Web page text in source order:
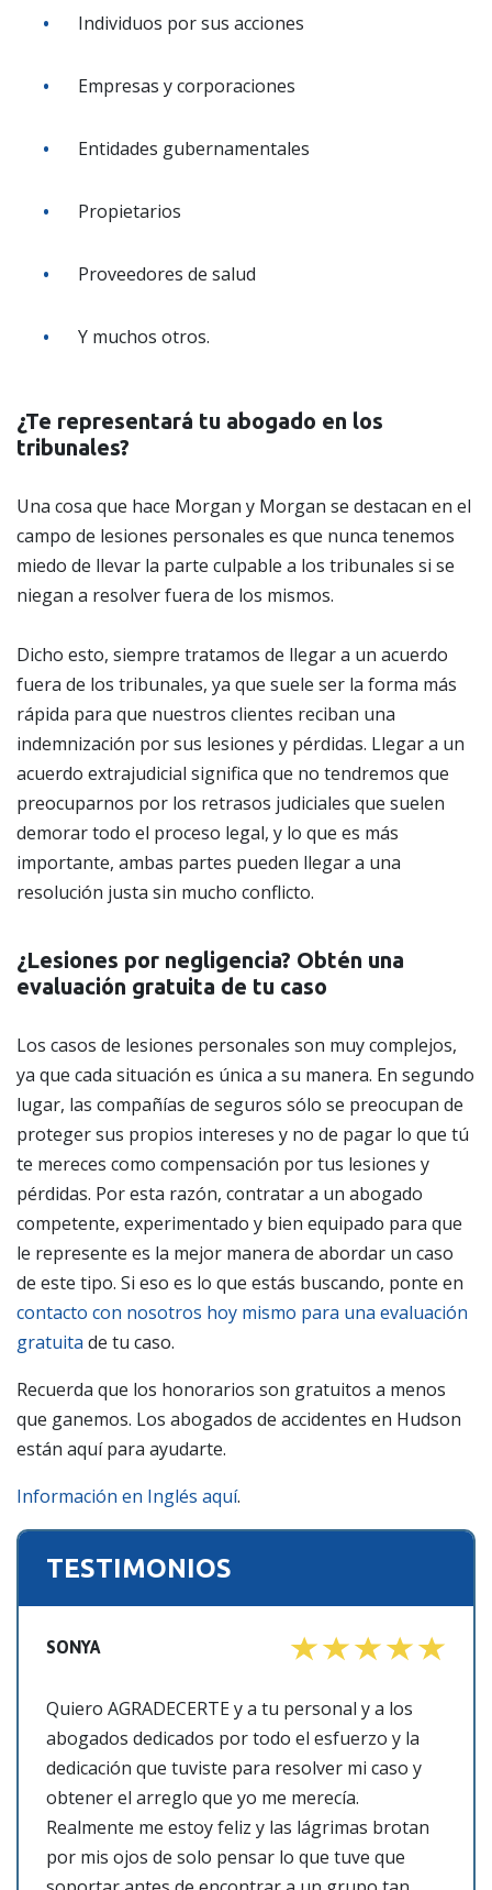
Individuos por sus acciones
Empresas y corporaciones
Entidades gubernamentales
Propietarios
Proveedores de salud
Y muchos otros.
¿Te representará tu abogado en los
tribunales?
Una cosa que hace Morgan y Morgan se destacan en el
campo de lesiones personales es que nunca tenemos
miedo de llevar la parte culpable a los tribunales si se
niegan a resolver fuera de los mismos.
Dicho esto, siempre tratamos de llegar a un acuerdo
fuera de los tribunales, ya que suele ser la forma más
rápida para que nuestros clientes reciban una
indemnización por sus lesiones y pérdidas. Llegar a un
acuerdo extrajudicial significa que no tendremos que
preocuparnos por los retrasos judiciales que suelen
demorar todo el proceso legal, y lo que es más
importante, ambas partes pueden llegar a una
resolución justa sin mucho conflicto.
¿Lesiones por negligencia? Obtén una
evaluación gratuita de tu caso
Los casos de lesiones personales son muy complejos,
ya que cada situación es única a su manera. En segundo
lugar, las compañías de seguros sólo se preocupan de
proteger sus propios intereses y no de pagar lo que tú
te mereces como compensación por tus lesiones y
pérdidas. Por esta razón, contratar a un abogado
competente, experimentado y bien equipado para que
le represente es la mejor manera de abordar un caso
de este tipo. Si eso es lo que estás buscando, ponte en
contacto con nosotros hoy mismo para una evaluación
gratuita de tu caso.
Recuerda que los honorarios son gratuitos a menos
que ganemos. Los abogados de accidentes en Hudson
están aquí para ayudarte.
Información en Inglés aquí.
TESTIMONIOS
SONYA
Quiero AGRADECERTE y a tu personal y a los
abogados dedicados por todo el esfuerzo y la
dedicación que tuviste para resolver mi caso y
obtener el arreglo que yo me merecía.
Realmente me estoy feliz y las lágrimas brotan
por mis ojos de solo pensar lo que tuve que